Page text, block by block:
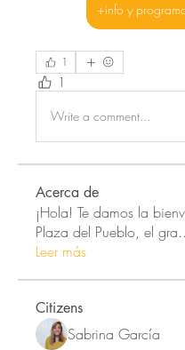
+info y
1
1
Write a comment...
Acerca de
¡Hola! Te damos la
Plaza del Pueblo, el gra
Leer más
Citizens
Sabrina García